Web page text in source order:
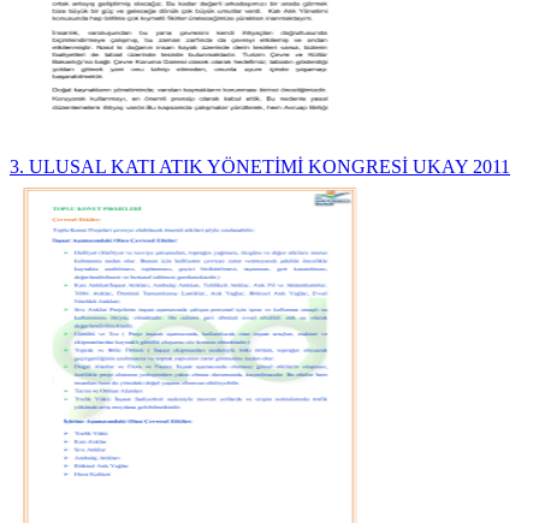
3. ULUSAL KATI ATIK YÖNETİMİ KONGRESİ UKAY 2011